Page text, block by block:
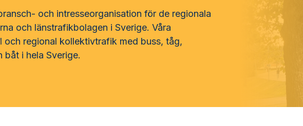
och intresseorganisation för de regionala
och länstrafikbolagen i Sverige. Våra
och regional kollektivtrafik med buss, tåg,
båt i hela Sverige.